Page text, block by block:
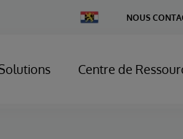
Change
Country
NOUS
Centre de